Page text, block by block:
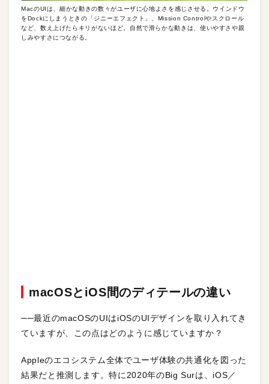
MacのUIは、細かな動きの数々がユーザに心地よさを感じさせる。ウインドウ
をDockにしまうときの「ジニーエフェクト」、Mission Controlやスクロール
など、数え上げたらキリがないほど。自然で滑らかな動きは、使いやすさや親
しみやすさにつながる。
macOSとiOS間のディテールの違い
──最近のmacOSのUIはiOSのUIデザインを取り入れてき
ていますが、この点はどのように感じていますか？
Appleのエコシステム全体でユーザ体験の共通化を図った
結果だと推測します。特に2020年のBig Surは、iOS／